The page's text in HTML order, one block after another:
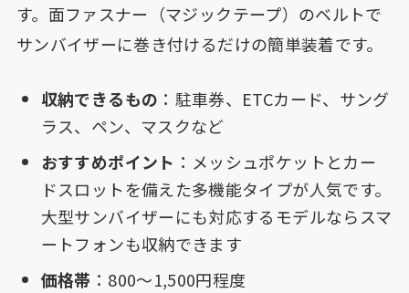
す。面ファスナー（マジックテープ）のベルトで
サンバイザーに巻き付けるだけの簡単装着です。
収納できるもの ：駐車券、ETCカード、サング
ラス、ペン、マスクなど
おすすめポイント ：メッシュポケットとカー
ドスロットを備えた多機能タイプが人気です。
大型サンバイザーにも対応するモデルならスマ
ートフォンも収納できます
価格帯 ：800〜1,500円程度